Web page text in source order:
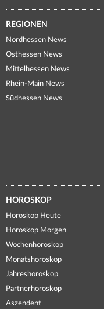
REGIONEN
Nordhessen News
Osthessen News
Mittelhessen News
Rhein-Main News
Südhessen News
HOROSKOP
Horoskop Heute
Horoskop Morgen
Wochenhoroskop
Monatshoroskop
Jahreshoroskop
Partnerhoroskop
Aszendent